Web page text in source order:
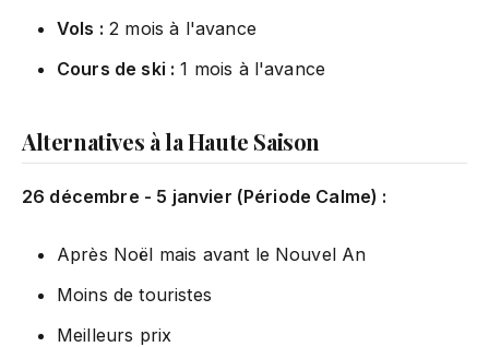
Vols : 2 mois à l'avance
Cours de ski : 1 mois à l'avance
Alternatives à la Haute Saison
26 décembre - 5 janvier (Période Calme) :
Après Noël mais avant le Nouvel An
Moins de touristes
Meilleurs prix